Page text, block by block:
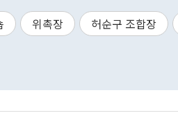
위촉장 허순구 조합장